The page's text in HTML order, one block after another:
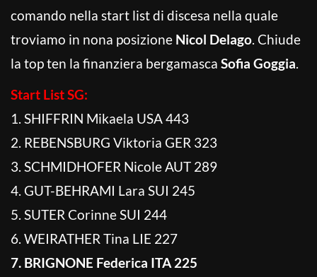
comando nella start list di discesa nella quale
troviamo in nona posizione Nicol Delago. Chiude
la top ten la finanziera bergamasca Sofia Goggia.
Start List SG:
1. SHIFFRIN Mikaela USA 443
2. REBENSBURG Viktoria GER 323
3. SCHMIDHOFER Nicole AUT 289
4. GUT-BEHRAMI Lara SUI 245
5. SUTER Corinne SUI 244
6. WEIRATHER Tina LIE 227
7. BRIGNONE Federica ITA 225